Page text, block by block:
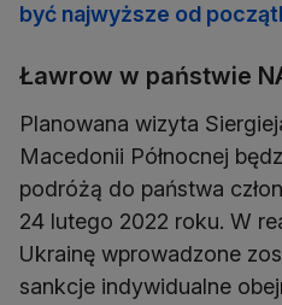
być najwyższe od
Ławrow w państwie
Planowana wizyta
Macedonii Północnej
podróżą do państwa
24 lutego 2022 roku. W
Ukrainę wprowadzone
sankcje indywidualne